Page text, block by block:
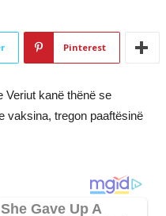
Pinterest
Veriut kanë thënë se
vaksina, tregon paaftësinë